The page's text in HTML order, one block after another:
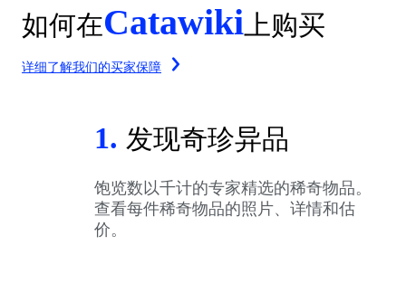
如何在Catawiki 上购买
详细了解我们的买家保障
1. 发现奇珍异品
饱览数以千计的专家精选的稀奇物品。
查看每件稀奇物品的照片、详情和估
价。